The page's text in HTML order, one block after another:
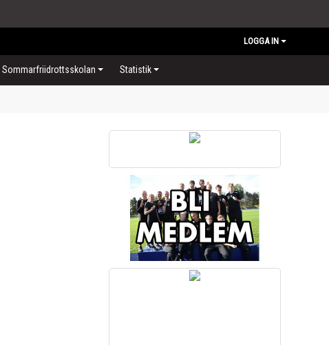
LOGGA IN
Sommarfriidrottsskolan Statistik